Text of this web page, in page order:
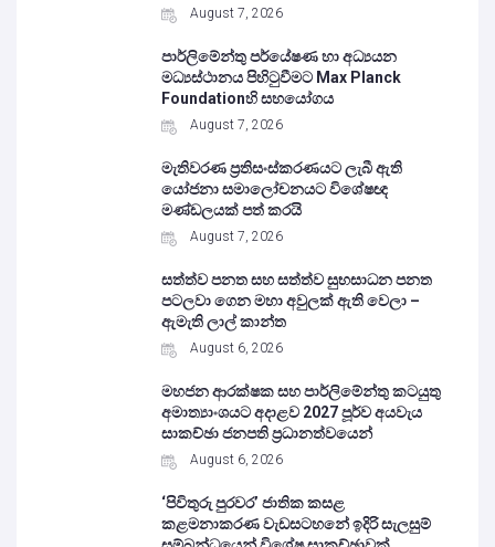
August 7, 2026
පාර්ලිමේන්තු පර්යේෂණ හා අධ්‍යයන
මධ්‍යස්ථානය පිහිටුවීමට Max Planck
Foundationහි සහයෝගය
August 7, 2026
මැතිවරණ ප්‍රතිසංස්කරණයට ලැබී ඇති
යෝජනා සමාලෝචනයට විශේෂඥ
මණ්ඩලයක් පත් කරයි
August 7, 2026
සත්ත්ව පනත සහ සත්ත්ව සුභසාධන පනත
පටලවා ගෙන මහා අවුලක් ඇති වෙලා –
ඇමැති ලාල් කාන්ත
August 6, 2026
මහජන ආරක්ෂක සහ පාර්ලිමේන්තු කටයුතු
අමාත්‍යාංශයට අදාළව 2027 පූර්ව අයවැය
සාකච්ඡා ජනපති ප්‍රධානත්වයෙන්
August 6, 2026
‘පිවිතුරු පුරවර’ ජාතික කසළ
කළමනාකරණ වැඩසටහනේ ඉදිරි සැලසුම්